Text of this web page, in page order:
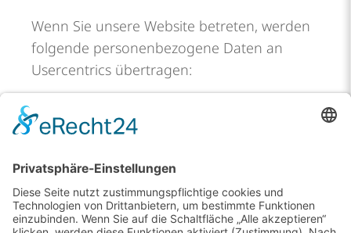
Wenn Sie unsere Website betreten, werden
folgende personenbezogene Daten an
Usercentrics übertragen:
Ihrer Einwilligung(en)
Informationen über Ihren Browser
Informationen über Ihr Endgerät
Zeitpunkt Ihres Besuchs auf der Website